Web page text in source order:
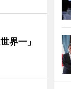
界一」